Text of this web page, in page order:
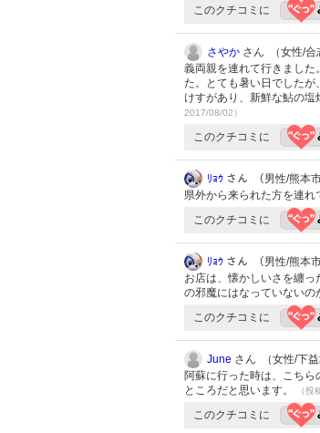
このクチコミに
さやか さん （女性/合
義両親を連れて行きました
た。とても暑い日でした
けすがあり、新鮮な鮎の
2017/08/02）
このクチコミに
ﾘｮｳ さん （男性/熊本
県外から来られた方を連れ
このクチコミに
ﾘｮｳ さん （男性/熊本
お店は、懐かしいさを纏
の邪魔にはなっていないの
このクチコミに
June さん （女性/下益
阿蘇に行った時は、こち
ところだと思います。
（
このクチコミに